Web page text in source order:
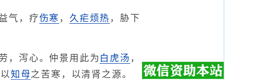
气，疗伤寒 ，久疟烦热 ，胁下
，泻心。仲景用此为 白虎汤 ，
知母之苦寒，以清肾之源。